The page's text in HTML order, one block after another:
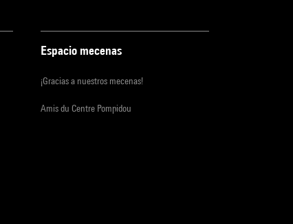
Espacio mecenas
¡Gracias a nuestros mecenas!
Amis du Centre Pompidou